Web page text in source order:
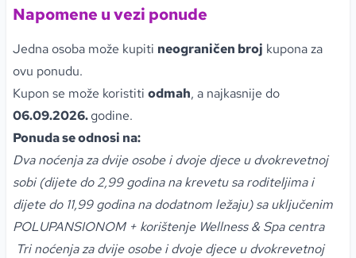
Napomene u vezi ponude
Jedna osoba može kupiti neograničen broj kupona za
ovu ponudu.
Kupon se može koristiti odmah, a najkasnije do
06.09.2026.godine.
Ponuda se odnosi na:
Dva noćenja za dvije osobe i dvoje djece u dvokrevetnoj
sobi (dijete do 2,99 godina na krevetu sa roditeljima i
dijete do 11,99 godina na dodatnom ležaju) sa uključenim
POLUPANSIONOM + korištenje Wellness & Spa centra
Tri noćenja za dvije osobe i dvoje djece u dvokrevetnoj